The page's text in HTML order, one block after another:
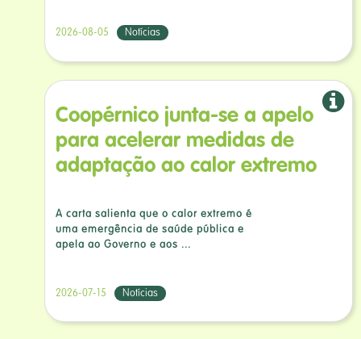
2026-08-05 Notícias
Coopérnico junta-se a apelo
para acelerar medidas de
adaptação ao calor extremo
A carta salienta que o calor extremo é
uma emergência de saúde pública e
apela ao Governo e aos ...
2026-07-15 Notícias